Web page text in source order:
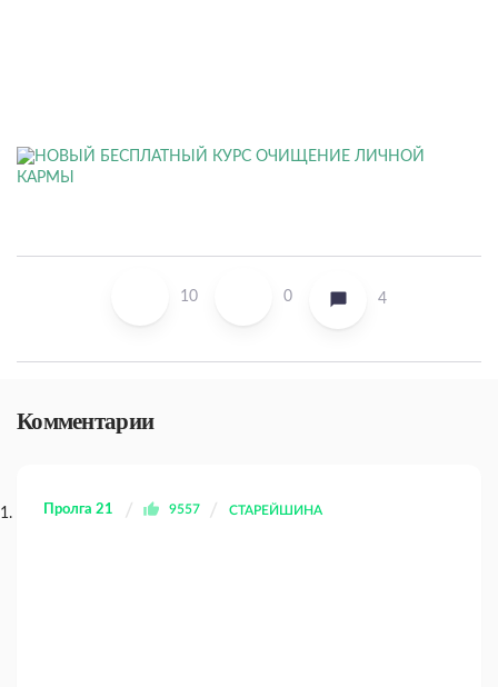
10 0 4
Комментарии
Пролга 21 9557 СТАРЕЙШИНА